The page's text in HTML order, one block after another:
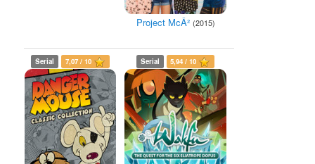
Project McÂ² (2015)
Serial 7,07 / 10 Serial 5,94 / 10